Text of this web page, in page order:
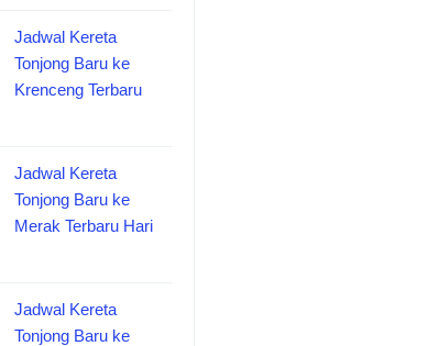
Jadwal Kereta
Tonjong Baru ke
Krenceng Terbaru
Jadwal Kereta
Tonjong Baru ke
Merak Terbaru Hari
Jadwal Kereta
Tonjong Baru ke